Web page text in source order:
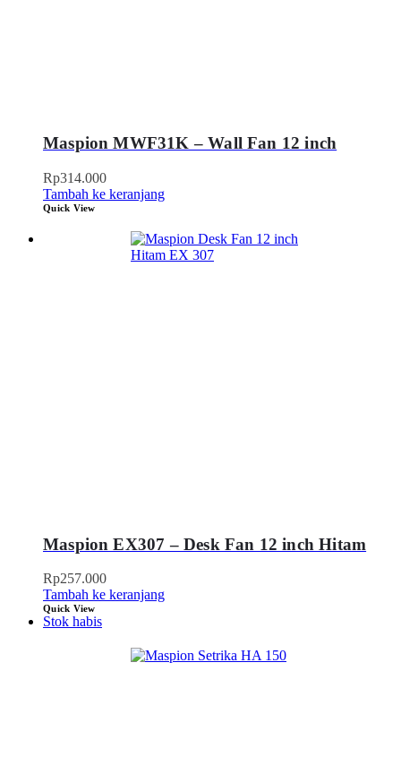
Maspion MWF31K – Wall Fan 12 inch
Rp314.000
Tambah ke keranjang
Quick View
Maspion EX307 – Desk Fan 12 inch Hitam
Rp257.000
Tambah ke keranjang
Quick View
Stok habis